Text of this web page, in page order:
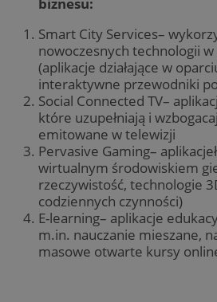
Smart City Services–
nowoczesnych technologii
(aplikacje działające w
interaktywne przewodniki
Social Connected TV–
które uzupełniają i
emitowane w telewizji
Pervasive Gaming–
wirtualnym środowiskiem
rzeczywistość, technologie
codziennych czynności)
E-learning– aplikacje
m.in. nauczanie mieszane,
masowe otwarte kursy